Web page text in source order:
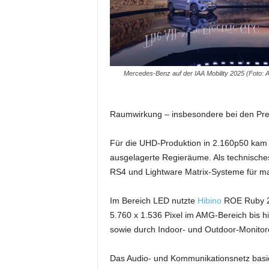
Mercedes-Benz auf der IAA Mobility 2025 (Foto:
Raumwirkung – insbesondere bei den
Für die UHD-Produktion in 2.160p50
ausgelagerte Regieräume. Als
RS4 und Lightware Matrix-Systeme für
Im Bereich LED nutzte HibinoROE Ruby
5.760 x 1.536 Pixel im AMG-Bereich bis
sowie durch Indoor- und Outdoor-
Das Audio- und Kommunikationsnetz